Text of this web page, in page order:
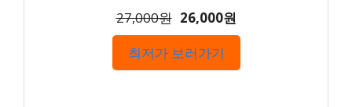
27,000원 26,000원
최저가 보러가기